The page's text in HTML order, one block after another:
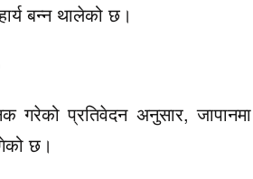
बन्न थालेको छ।
गरेको प्रतिवेदन अनुसार, जापानमा
छ।